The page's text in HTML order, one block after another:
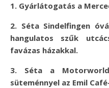
1. Gyárlátogatás a
2. Séta Sindelfingen
hangulatos szűk
favázas házakkal.
3. Séta a
süteménnyel az Emil